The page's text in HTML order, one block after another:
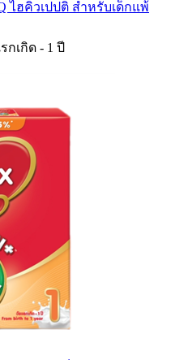
ไฮคิวเปปติ สำหรับเด็กแพ้
กเกิด - 1 ปี